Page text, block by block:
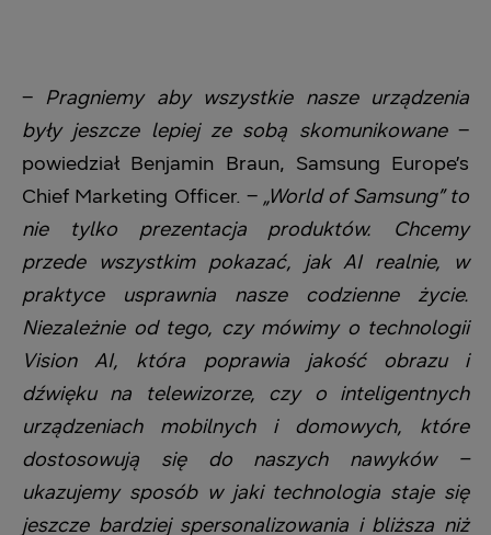
– Pragniemy aby wszystkie nasze urządzenia
były jeszcze lepiej ze sobą skomunikowane–
powiedział Benjamin Braun, Samsung Europe’s
Chief Marketing Officer. – „World of Samsung” to
nie tylko prezentacja produktów. Chcemy
przede wszystkim pokazać, jak AI realnie, w
praktyce usprawnia nasze codzienne życie.
Niezależnie od tego, czy mówimy o technologii
Vision AI, która poprawia jakość obrazu i
dźwięku na telewizorze, czy o inteligentnych
urządzeniach mobilnych i domowych, które
dostosowują się do naszych nawyków –
ukazujemy sposób w jaki technologia staje się
jeszcze bardziej spersonalizowania i bliższa niż